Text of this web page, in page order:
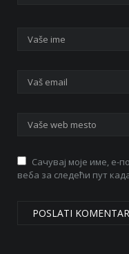
Сачувај моје име, е-
веба за следећи пут